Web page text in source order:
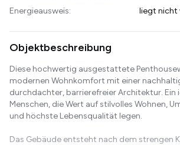
Energieausweis:
liegt nicht
Objektbeschreibung
Diese hochwertig ausgestattete
modernen Wohnkomfort mit einer
durchdachter, barrierefreier Architektur. Ein
Menschen, die Wert auf stilvolles Wohnen,
und höchste Lebensqualität legen.
Das Gebäude entsteht nach dem strengen